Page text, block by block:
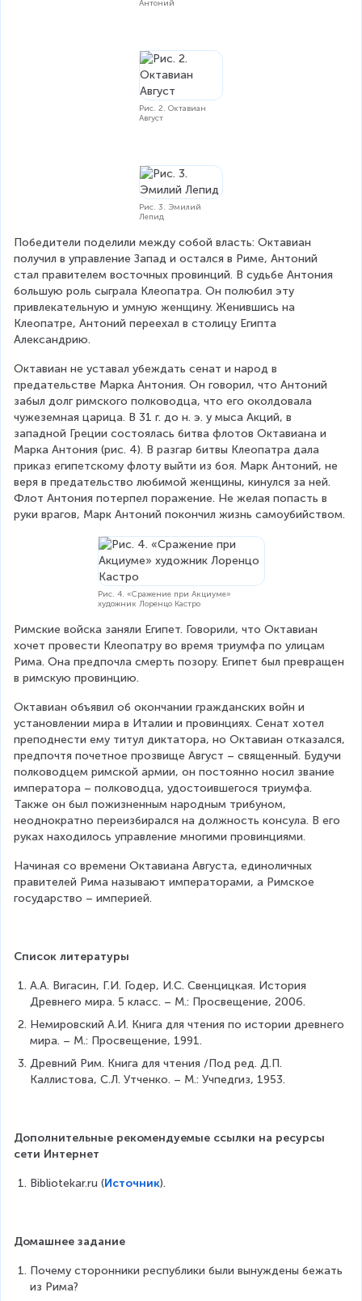
Антоний
Рис. 2. Октавиан
Август
Рис. 3. Эмилий
Лепид
Победители поделили между собой власть: Октавиан
получил в управление Запад и остался в Риме, Антоний
стал правителем восточных провинций. В судьбе Антония
большую роль сыграла Клеопатра. Он полюбил эту
привлекательную и умную женщину. Женившись на
Клеопатре, Антоний переехал в столицу Египта
Александрию.
Октавиан не уставал убеждать сенат и народ в
предательстве Марка Антония. Он говорил, что Антоний
забыл долг римского полководца, что его околдовала
чужеземная царица. В 31 г. до н. э. у мыса Акций, в
западной Греции состоялась битва флотов Октавиана и
Марка Антония (рис. 4). В разгар битвы Клеопатра дала
приказ египетскому флоту выйти из боя. Марк Антоний, не
веря в предательство любимой женщины, кинулся за ней.
Флот Антония потерпел поражение. Не желая попасть в
руки врагов, Марк Антоний покончил жизнь самоубийством.
Рис. 4. «Сражение при Акциуме»
художник Лоренцо Кастро
Римские войска заняли Египет. Говорили, что Октавиан
хочет провести Клеопатру во время триумфа по улицам
Рима. Она предпочла смерть позору. Египет был превращен
в римскую провинцию.
Октавиан объявил об окончании гражданских войн и
установлении мира в Италии и провинциях. Сенат хотел
преподнести ему титул диктатора, но Октавиан отказался,
предпочтя почетное прозвище Август – священный. Будучи
полководцем римской армии, он постоянно носил звание
императора – полководца, удостоившегося триумфа.
Также он был пожизненным народным трибуном,
неоднократно переизбирался на должность консула. В его
руках находилось управление многими провинциями.
Начиная со времени Октавиана Августа, единоличных
правителей Рима называют императорами, а Римское
государство – империей.
Список литературы
А.А. Вигасин, Г.И. Годер, И.С. Свенцицкая. История
Древнего мира. 5 класс. – М.: Просвещение, 2006.
Немировский А.И. Книга для чтения по истории древнего
мира. – М.: Просвещение, 1991.
Древний Рим. Книга для чтения /Под ред. Д.П.
Каллистова, С.Л. Утченко. – М.: Учпедгиз, 1953.
Дополнительные рекомендуемые ссылки на ресурсы
сети Интернет
Bibliotekar.ru (Источник).
Домашнее задание
Почему сторонники республики были вынуждены бежать
из Рима?